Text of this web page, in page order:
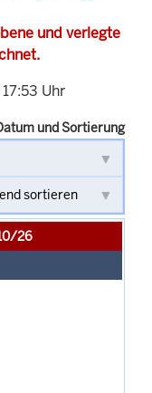
und verlegte
Uhr
und Sortierung
26